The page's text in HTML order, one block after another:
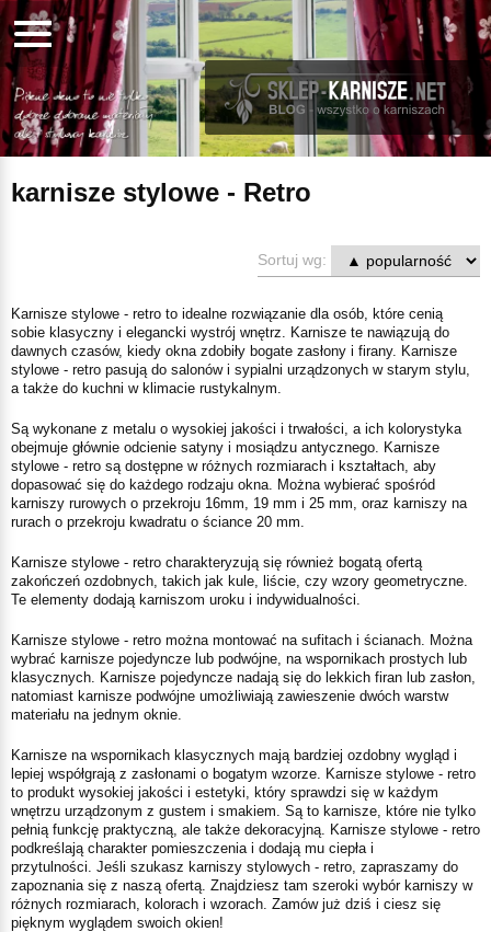
karnisze stylowe - Retro
Sortuj wg:
Karnisze stylowe - retro to idealne rozwiązanie dla osób, które cenią
sobie klasyczny i elegancki wystrój wnętrz. Karnisze te nawiązują do
dawnych czasów, kiedy okna zdobiły bogate zasłony i firany. Karnisze
stylowe - retro pasują do salonów i sypialni urządzonych w starym stylu,
a także do kuchni w klimacie rustykalnym.
Są wykonane z metalu o wysokiej jakości i trwałości, a ich kolorystyka
obejmuje głównie odcienie satyny i mosiądzu antycznego. Karnisze
stylowe - retro są dostępne w różnych rozmiarach i kształtach, aby
dopasować się do każdego rodzaju okna. Można wybierać spośród
karniszy rurowych o przekroju 16mm, 19 mm i 25 mm, oraz karniszy na
rurach o przekroju kwadratu o ściance 20 mm.
Karnisze stylowe - retro charakteryzują się również bogatą ofertą
zakończeń ozdobnych, takich jak kule, liście, czy wzory geometryczne.
Te elementy dodają karniszom uroku i indywidualności.
Karnisze stylowe - retro można montować na sufitach i ścianach. Można
wybrać karnisze pojedyncze lub podwójne, na wspornikach prostych lub
klasycznych. Karnisze pojedyncze nadają się do lekkich firan lub zasłon,
natomiast karnisze podwójne umożliwiają zawieszenie dwóch warstw
materiału na jednym oknie.
Karnisze na wspornikach klasycznych mają bardziej ozdobny wygląd i
lepiej współgrają z zasłonami o bogatym wzorze. Karnisze stylowe - retro
to produkt wysokiej jakości i estetyki, który sprawdzi się w każdym
wnętrzu urządzonym z gustem i smakiem. Są to karnisze, które nie tylko
pełnią funkcję praktyczną, ale także dekoracyjną. Karnisze stylowe - retro
podkreślają charakter pomieszczenia i dodają mu ciepła i
przytulności. Jeśli szukasz karniszy stylowych - retro, zapraszamy do
zapoznania się z naszą ofertą . Znajdziesz tam szeroki wybór karniszy w
różnych rozmiarach, kolorach i wzorach. Zamów już dziś i ciesz się
pięknym wyglądem swoich okien!